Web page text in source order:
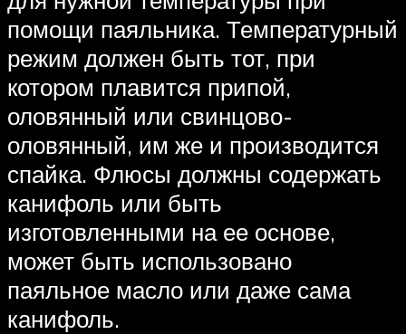
помощи паяльника. Температурный
режим должен быть тот, при
котором плавится припой,
оловянный или свинцово-
оловянный, им же и производится
спайка. Флюсы должны содержать
канифоль или быть
изготовленными на ее основе,
может быть использовано
паяльное масло или даже сама
канифоль.